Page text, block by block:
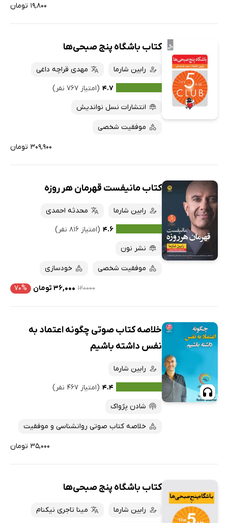
۱۹,۸۰۰ تومان
کتاب باشگاه پنج صبحی‌ها
رابین شارما
مهدی قراچه داغی
۴.۷ (امتیاز ۷۶۷ نفر)
انتشارات نسل نواندیش
موفقیت شخصی
۳۰۹,۹۰۰ تومان
کتاب مانیفست قهرمان هر روزه
رابین شارما
محدثه احمدی
۴.۶ (امتیاز ۸۱۶ نفر)
نشر نون
موفقیت شخصی خودسازی
۱۲۰۰۰۰ ۳۶,۰۰۰ تومان ۷۰%
خلاصه کتاب صوتی چگونه اعتماد به
نفس داشته باشیم
رابین شارما
۴.۴ (امتیاز ۴۶۷ نفر)
شادن پژواک
خلاصه کتاب صوتی روانشناسی و موفقیت
۳۵,۰۰۰ تومان
کتاب باشگاه پنج صبحی‌ها
رابین شارما
مینا تاجری نیکنام